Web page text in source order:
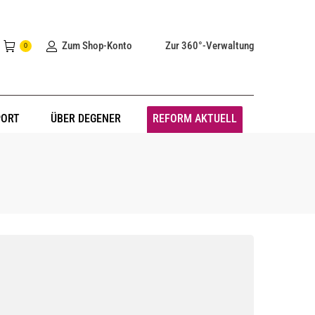
0 Zum Shop-Konto Zur 360°-Verwaltung
ÜBER DEGENER REFORM AKTUELL